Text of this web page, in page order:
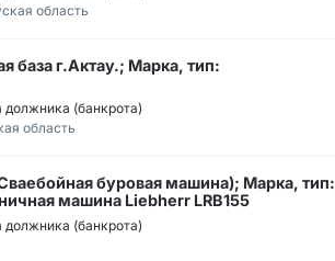
область
база г.Актау.; Марка, тип:
(банкрота)
область
буровая машина); Марка, тип:
машина Liebherr LRB155
(банкрота)